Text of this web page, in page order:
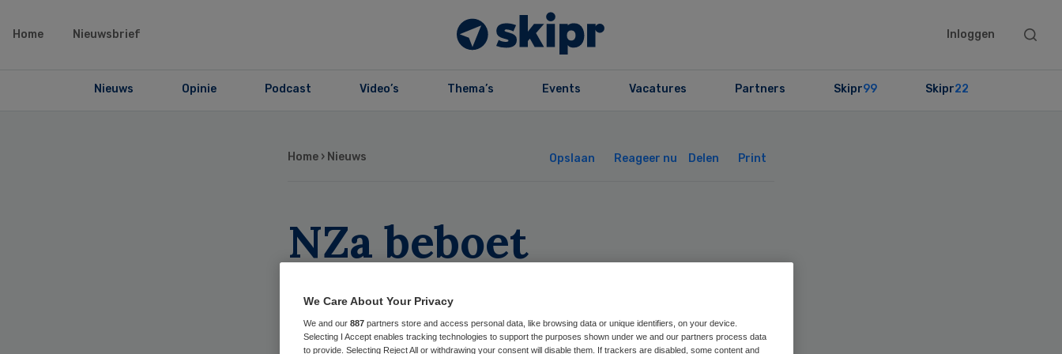
Home Nieuwsbrief Inloggen
Search
Nieuws Opinie Podcast Video’s Thema’s Events Vacatures Partners Skipr99 Skipr22
Home › Nieuws Opslaan Reageer nu Delen Print
NZa beboet
weigeraars deelname
kostenonderzoek
We Care About Your Privacy
We and our 887 partners store and access personal data, like browsing data or unique identifiers, on your device.
Selecting I Accept enables tracking technologies to support the purposes shown under we and our partners process data
to provide. Selecting Reject All or withdrawing your consent will disable them. If trackers are disabled, some content and